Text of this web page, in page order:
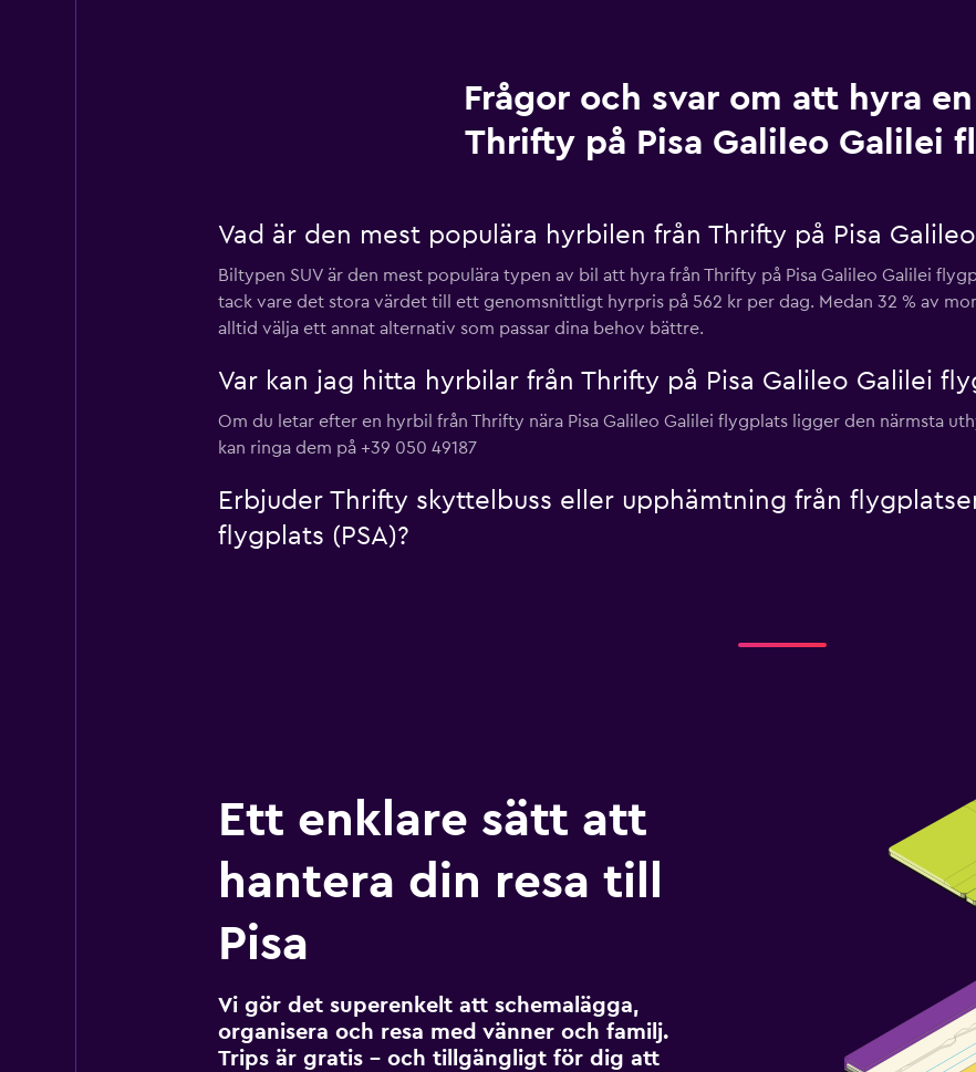
Frågor och svar om att hyra
Thrifty på Pisa Galileo Galilei
Vad är den mest populära hyrbilen från Thrifty på Pisa
Biltypen SUV är den mest populära typen av bil att hyra från Thrifty på Pisa Galileo Galilei
tack vare det stora värdet till ett genomsnittligt hyrpris på 562 kr per dag. Medan 32 % av
alltid välja ett annat alternativ som passar dina behov bättre.
Var kan jag hitta hyrbilar från Thrifty på Pisa Galileo Galilei
Om du letar efter en hyrbil från Thrifty nära Pisa Galileo Galilei flygplats ligger den närmsta
kan ringa dem på +39 050 49187
Erbjuder Thrifty skyttelbuss eller upphämtning från
flygplats (PSA)?
Ett enklare sätt att
hantera din resa till
Pisa
Vi gör det superenkelt att schemalägga,
organisera och resa med vänner och familj.
Trips är gratis – och tillgängligt för dig att